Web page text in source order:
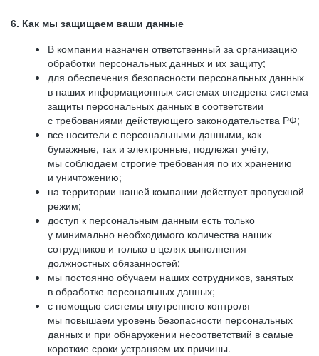
6. Как мы защищаем ваши данные
В компании назначен ответственный за организацию
обработки персональных данных и их защиту;
для обеспечения безопасности персональных данных
в наших информационных системах внедрена система
защиты персональных данных в соответствии
с требованиями действующего законодательства РФ;
все носители с персональными данными, как
бумажные, так и электронные, подлежат учёту,
мы соблюдаем строгие требования по их хранению
и уничтожению;
на территории нашей компании действует пропускной
режим;
доступ к персональным данным есть только
у минимально необходимого количества наших
сотрудников и только в целях выполнения
должностных обязанностей;
мы постоянно обучаем наших сотрудников, занятых
в обработке персональных данных;
с помощью системы внутреннего контроля
мы повышаем уровень безопасности персональных
данных и при обнаружении несоответствий в самые
короткие сроки устраняем их причины.